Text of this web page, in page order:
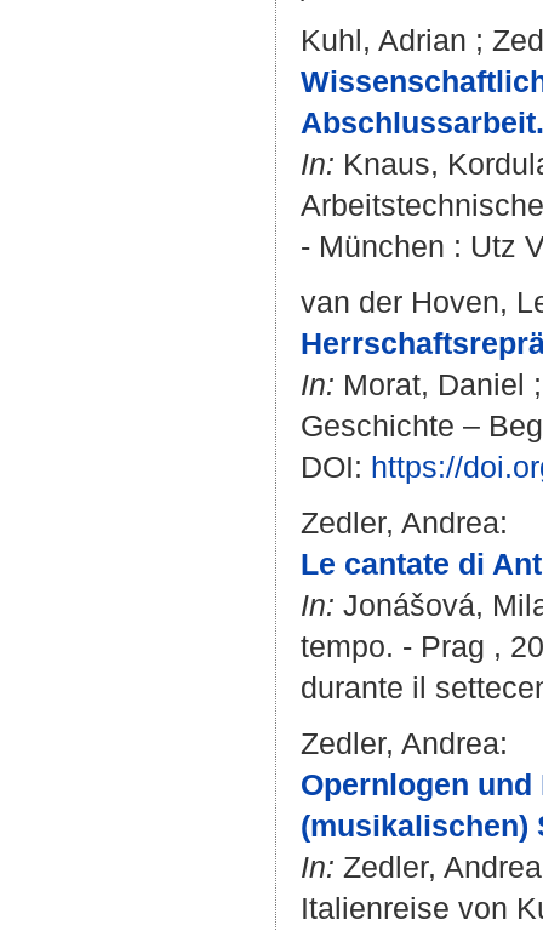
Kuhl, Adrian ;
Abschlussarbeit.
In: Knaus,
- München : Utz
van der Hoven,
In: Morat, Daniel
Geschichte –
DOI: https://
Zedler, Andrea:
Le cantate di
In: Jonášová,
tempo. - Prag ,
durante il
Zedler, Andrea:
Opernlogen
(musikalischen)
In: Zedler, Andrea
Italienreise von